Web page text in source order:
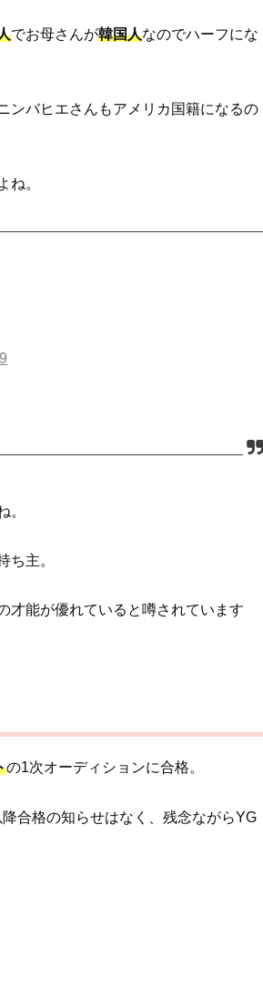
でお母さんが韓国人なのでハーフにな
ンバヒエさんもアメリカ国籍になるの
ね。
。
ち主。
才能が優れていると噂されています
の1次オーディションに合格。
合格の知らせはなく、残念ながらYG